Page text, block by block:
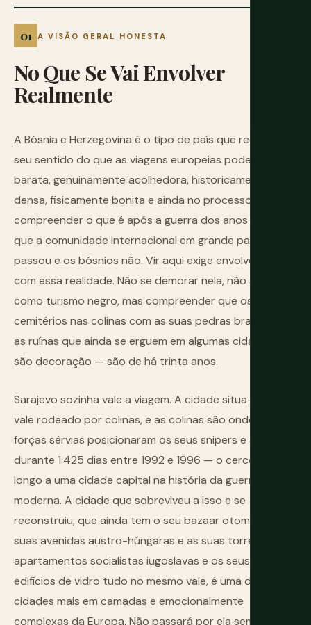
A VISÃO GERAL HONESTA
NoQue SeVaiEnvolver
Realmente
A Bósnia e Herzegovina é o tipo de país que recalibra o
seu sentido do que as viagens europeias podem ser. É
barata, genuinamente acolhedora, historicamente
densa, fisicamente bonita e ainda no processo de
compreender o que é após a guerra dos anos 90, de
que a comunidade internacional em grande parte
passou e os bósnios não. Vir aqui exige envolver-se
com essa realidade. Não se demorar nela, não a tratar
como turismo negro, mas compreender que os
cemitérios nas colinas com as suas pedras brancas e
as ruínas que ainda se erguem em algumas cidades não
são decoração — são de há trinta anos.
Sarajevo sozinha vale a viagem. A cidade situa-se num
vale rodeado por colinas, e as colinas são onde as
forças sérvias posicionaram os seus snipers e artilharia
durante 1.425 dias entre 1992 e 1996 — o cerco mais
longo a uma cidade capital na história da guerra
moderna. A cidade que sobreviveu a isso e se
reconstruiu, que ainda tem o seu bazaar otomano e as
suas avenidas austro-húngaras e as suas torres de
apartamentos socialistas iugoslavas e os seus novos
edifícios de vidro tudo no mesmo vale, é uma das
cidades mais em camadas e emocionalmente
complexas da Europa. Não passará por ela sem sentir o